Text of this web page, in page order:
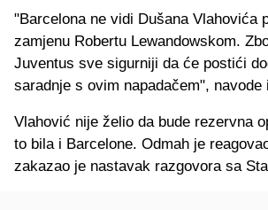
"Barcelona ne vidi Dušana Vlahovića
zamjenu Robertu Lewandowskom.
Juventus sve sigurniji da će postići
saradnje s ovim napadačem",
Vlahović nije želio da bude rezervna
to bila i Barcelone. Odmah je
zakazao je nastavak razgovora sa